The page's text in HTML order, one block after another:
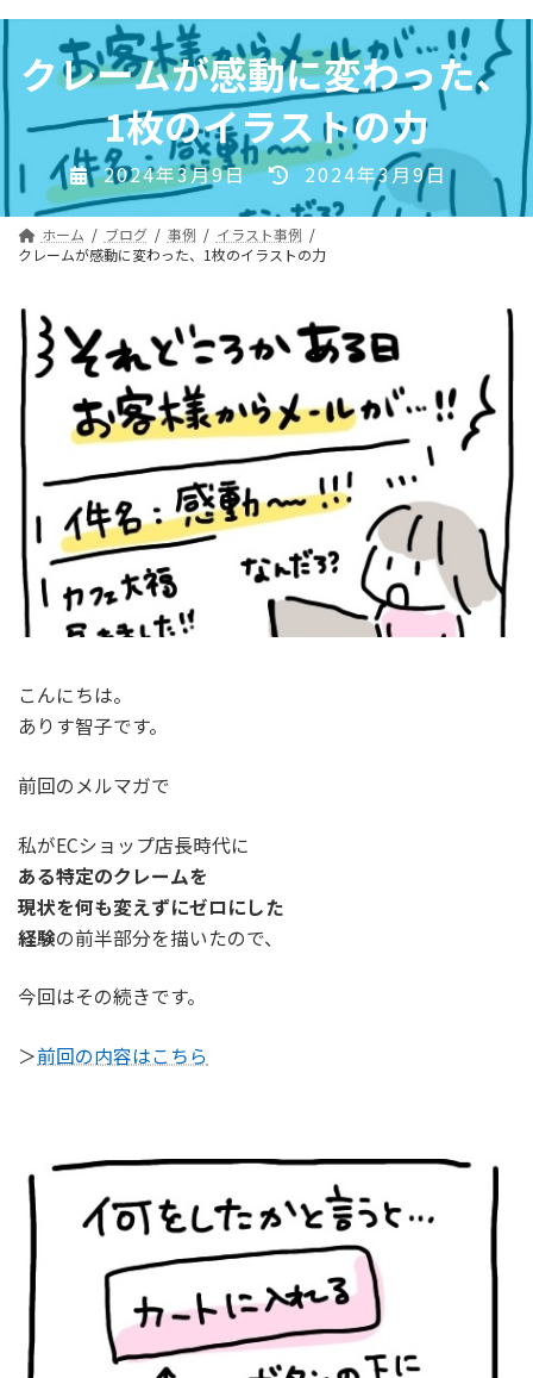
コ
ン
ン
キ
ナ
ビ
ー
に
クレームが感動に変わった、
1枚のイラストの力
2024年3月9日
最
終
更
新
:
2024年3月9日
ホーム ブログ 事例
イラスト事例
クレームが感動に変わった、1枚のイラストの力
こんにちは。
ありす智子です。
前回のメルマガで
私がECショップ店長時代に
ある特定のクレームを
現状を何も変えずにゼロにした
経験の前半部分を描いたので、
今回はその続きです。
＞前回の内容はこちら